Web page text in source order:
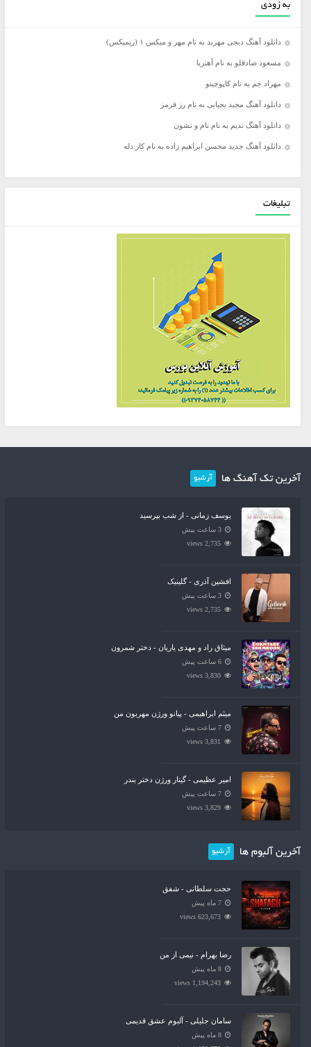
به زودی
دانلود آهنگ دیجی مهربد به نام مهر و میکس ۱ (ریمیکس)
مسعود صادقلو به نام آهنربا
مهراد جم به نام کاپوچینو
دانلود آهنگ مجید یحیایی به نام رز قرمز
دانلود آهنگ ندیم به نام نام و نشون
دانلود آهنگ جدید محسن ابراهیم زاده به نام کار دله
تبلیغات
آخرین تک آهنگ ها آرشیو
یوسف زمانی - از شب بپرسید
3 ساعت پیش
2,735 views
افشین آذری - گلینیک
3 ساعت پیش
2,735 views
میثاق راد و مهدی یاریان - دختر شمرون
6 ساعت پیش
3,830 views
میثم ابراهیمی - پیانو ورژن مهربون من
7 ساعت پیش
3,831 views
امیر عظیمی - گیتار ورژن دختر بندر
7 ساعت پیش
3,829 views
آخرین آلبوم ها آرشیو
حجت سلطانی - شفق
7 ماه پیش
623,673 views
رضا بهرام - نیمی از من
8 ماه پیش
1,194,243 views
سامان جلیلی - آلبوم عشق قدیمی
8 ماه پیش